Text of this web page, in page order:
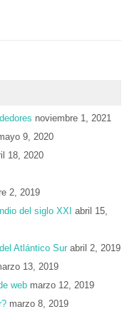
noviembre 1, 2021
9, 2020
18, 2020
2, 2019
del siglo XXI
abril 15,
Atlántico Sur abril 2, 2019
13, 2019
web marzo 12, 2019
marzo 8, 2019